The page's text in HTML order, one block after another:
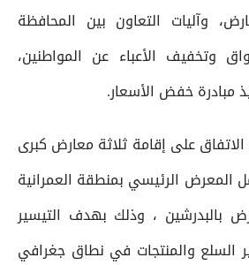
وآليات التعاون بين المحافظة
وتخفيف الأعباء عن المواطنين،
مبادرة خفض الأسعار.
على إقامة ثلاثة معارض كبرى
المعرض الرئيسي بمنطقة العمرانية
بالبدرشين ، وذلك بهدف التيسير
السلع والمنتجات في نطاق جغرافي